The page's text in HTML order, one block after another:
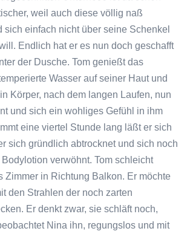
weil auch diese völlig naß
sich einfach nicht über seine Schenkel
Endlich hat er es nun doch geschafft
der Dusche. Tom genießt das
Wasser auf seiner Haut und
Körper, nach dem langen Laufen, nun
und sich ein wohliges Gefühl in ihm
eine viertel Stunde lang läßt er sich
sich gründlich abtrocknet und sich noch
verwöhnt. Tom schleicht
Zimmer in Richtung Balkon. Er möchte
den Strahlen der noch zarten
Er denkt zwar, sie schläft noch,
Nina ihn, regungslos und mit